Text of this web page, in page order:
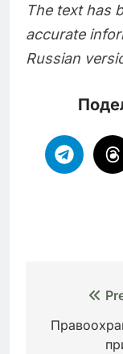
The text has
accurate
Russian
по